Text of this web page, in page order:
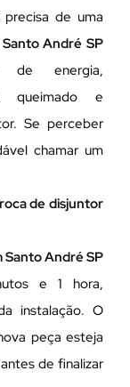
de uma
André SP
de energia,
queimado e
Se perceber
chamar um
de disjuntor
André SP
e 1 hora,
instalação. O
peça esteja
de finalizar